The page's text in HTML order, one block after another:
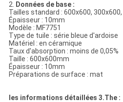
2. Données de base :
Tailles standard : 600x600,
Épaisseur : 10mm
Modèle : MF7751
Type de tuile : série bleue d'ardoise
Matériel : en céramique
Taux d'absorption : moins de 0,05%
Taille : 600x600mm
Épaisseur : 10mm
Préparations de surface : mat
les informations détaillées 3.The :